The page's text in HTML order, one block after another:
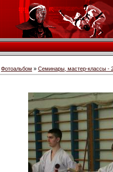
Фотоальбом » Семинары, мастер-классы -